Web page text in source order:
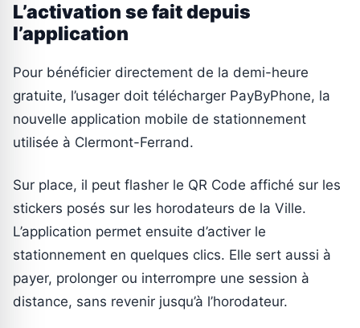
L’activation se fait depuis
l’application
Pour bénéficier directement de la demi-heure
gratuite, l’usager doit télécharger PayByPhone, la
nouvelle application mobile de stationnement
utilisée à Clermont-Ferrand.
Sur place, il peut flasher le QR Code affiché sur les
stickers posés sur les horodateurs de la Ville.
L’application permet ensuite d’activer le
stationnement en quelques clics. Elle sert aussi à
payer, prolonger ou interrompre une session à
distance, sans revenir jusqu’à l’horodateur.